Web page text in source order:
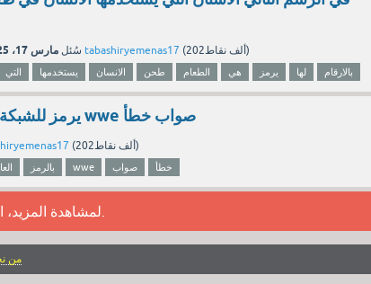
سُئل مارس 17، 2025 tabashiryemenas17 ( 202ألف نقاط)
التي يستخدمها الانسان طحن الطعام هي يرمز لها بالارقام
يرمز للشبكة العنكبوتية العالمية بالرمز wwe صواب خطأ
( 202ألف نقاط)
بالرمز wwe صواب خطأ
لمشاهدة المزيد،
من